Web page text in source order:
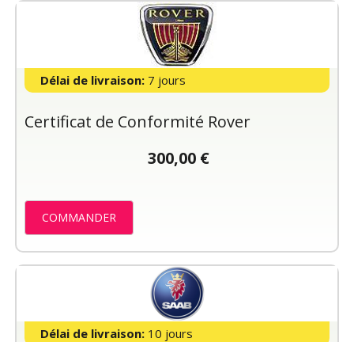
Délai de livraison: 7 jours
Certificat de Conformité Rover
300,00 €
COMMANDER
Délai de livraison: 10 jours